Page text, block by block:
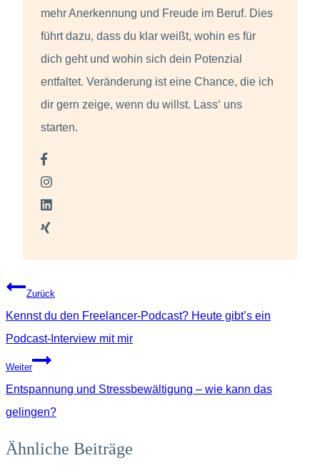
mehr Anerkennung und Freude im Beruf. Dies
führt dazu, dass du klar weißt, wohin es für
dich geht und wohin sich dein Potenzial
entfaltet. Veränderung ist eine Chance, die ich
dir gern zeige, wenn du willst. Lass‘ uns
starten.
Beitragsnavigation
Zurück
Kennst du den Freelancer-Podcast? Heute gibt’s ein
Podcast-Interview mit mir
Weiter
Entspannung und Stressbewältigung – wie kann das
gelingen?
Ähnliche Beiträge